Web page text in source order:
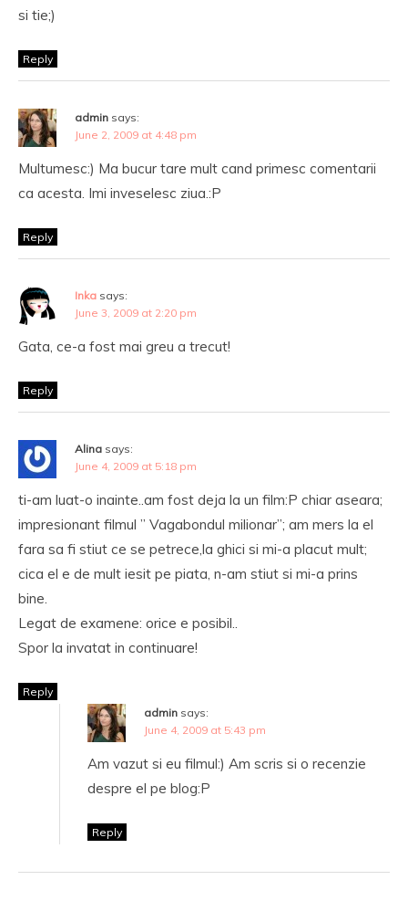
si tie;)
Reply
admin says:
June 2, 2009 at 4:48 pm
Multumesc:) Ma bucur tare mult cand primesc comentarii
ca acesta. Imi inveselesc ziua.:P
Reply
Inka says:
June 3, 2009 at 2:20 pm
Gata, ce-a fost mai greu a trecut!
Reply
Alina says:
June 4, 2009 at 5:18 pm
ti-am luat-o inainte..am fost deja la un film:P chiar aseara;
impresionant filmul ” Vagabondul milionar”; am mers la el
fara sa fi stiut ce se petrece,la ghici si mi-a placut mult;
cica el e de mult iesit pe piata, n-am stiut si mi-a prins
bine.
Legat de examene: orice e posibil..
Spor la invatat in continuare!
Reply
admin says:
June 4, 2009 at 5:43 pm
Am vazut si eu filmul:) Am scris si o recenzie
despre el pe blog:P
Reply